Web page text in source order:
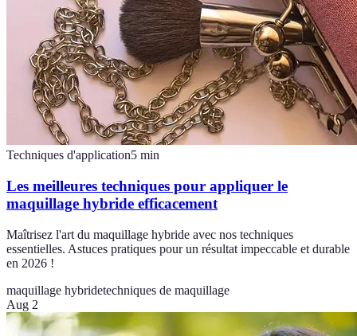
Techniques d'application5 min
Les meilleures techniques pour appliquer le
maquillage hybride efficacement
Maîtrisez l'art du maquillage hybride avec nos techniques
essentielles. Astuces pratiques pour un résultat impeccable et durable
en 2026 !
maquillage hybridetechniques de maquillage
Aug 2